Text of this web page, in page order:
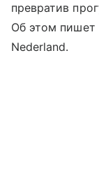
превратив
Об этом пишет
Nederland.